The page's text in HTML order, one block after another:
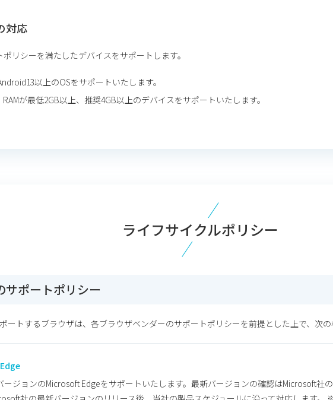
対応
リシーを満たしたデバイスをサポートします。
以上のOSをサポートいたします。
が最低2GB以上、推奨4GB以上のデバイスをサポートいたします。
ライフサイクルポリシー
サポートポリシー
ートするブラウザは、各ブラウザベンダーのサポートポリシーを前提とした上で、次の
ージョンのMicrosoft Edgeをサポートいたします。最新バージョンの確認はMicrosoft社